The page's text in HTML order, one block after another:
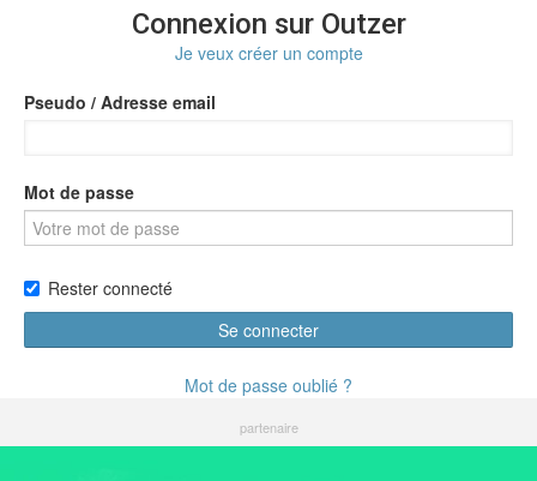
Connexion sur Outzer
Je veux créer un compte
Pseudo / Adresse email
Mot de passe
Rester connecté
Se connecter
Mot de passe oublié ?